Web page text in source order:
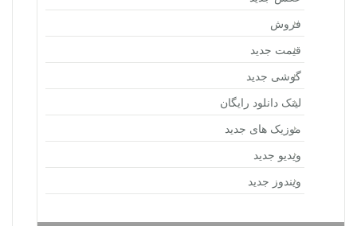
فروش
قیمت جدید
گوشی جدید
لینک دانلود رایگان
موزیک های جدید
ویدیو جدید
ویندوز جدید